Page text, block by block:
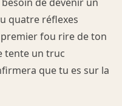
quatre réflexes
premier fou rire de ton
tente un truc
que tu es sur la